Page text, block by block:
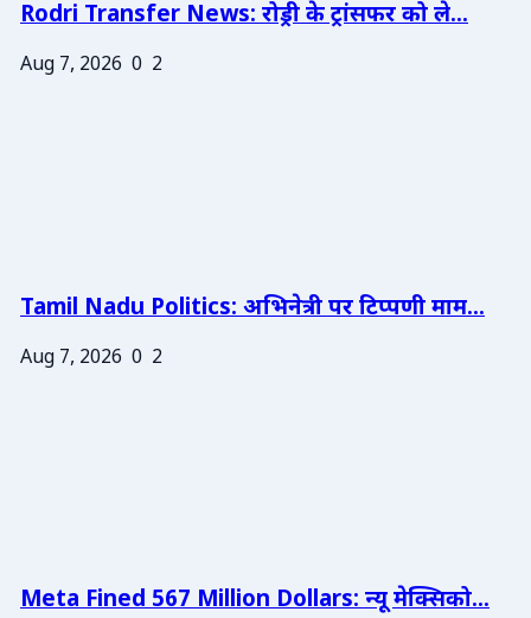
Rodri Transfer News: रोड्री के ट्रांसफर को ले...
Aug 7, 2026 0 2
Tamil Nadu Politics: अभिनेत्री पर टिप्पणी माम...
Aug 7, 2026 0 2
Meta Fined 567 Million Dollars: न्यू मेक्सिको...